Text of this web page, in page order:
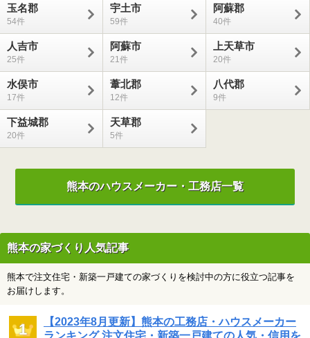
玉名郡
54
宇土市
59
阿蘇郡
40
人吉市
25
阿蘇市
21
上天草市
20
水俣市
17
葦北郡
12
八代郡
9
下益城郡
20
天草郡
5
熊本のハウスメーカー・工務店一覧
熊本の家づくり人気記事
熊本で注文住宅・新築一戸建ての家づくりを検討中の方に役立つ記事を
お届けします。
【2023年8月更新】熊本の工務店・ハウスメーカー
ランキング 注文住宅・新築一戸建ての人気・信用を